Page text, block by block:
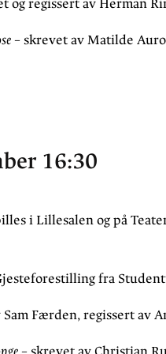
og regissert av Herman
– skrevet av Matilde
16:30
i Lillesalen og på
fra
Sam Færden, regissert av